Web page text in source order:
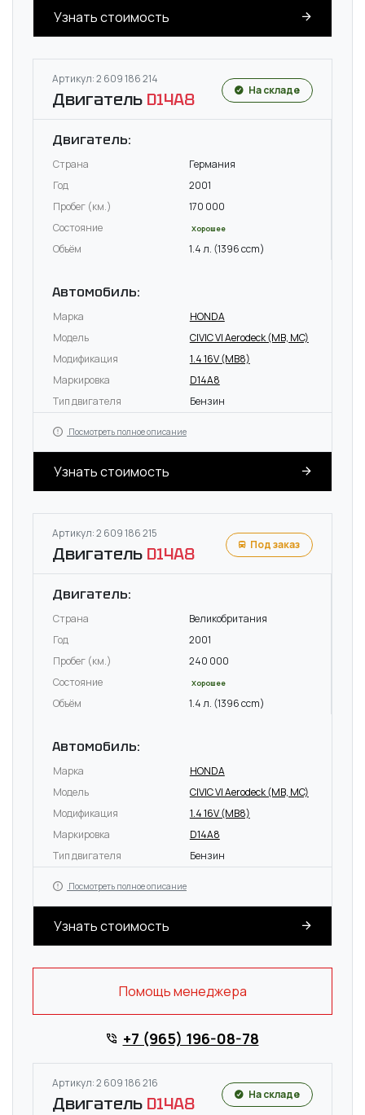
Узнать стоимость
Артикул: 2 609 186 214
Двигатель D14A8 На складе
Двигатель:
Страна
Германия
Год
2001
Пробег (км.)
170 000
Состояние
Хорошее
Объём 1.4 л. (1396 ccm)
Автомобиль:
Марка
HONDA
Модель
CIVIC VI Aerodeck (MB, MC)
Модификация
1.4 16V (MB8)
Маркировка
D14A8
Тип двигателя
Бензин
Посмотреть полное описание
Узнать стоимость
Артикул: 2 609 186 215
Двигатель D14A8 Под заказ
Двигатель:
Страна
Великобритания
Год
2001
Пробег (км.)
240 000
Состояние
Хорошее
Объём 1.4 л. (1396 ccm)
Автомобиль:
Марка
HONDA
Модель
CIVIC VI Aerodeck (MB, MC)
Модификация
1.4 16V (MB8)
Маркировка
D14A8
Тип двигателя
Бензин
Посмотреть полное описание
Узнать стоимость
Помощь менеджера
+7 (965) 196-08-78
Артикул: 2 609 186 216
Двигатель D14A8 На складе